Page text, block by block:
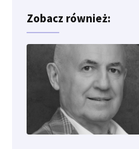
Zobacz również: